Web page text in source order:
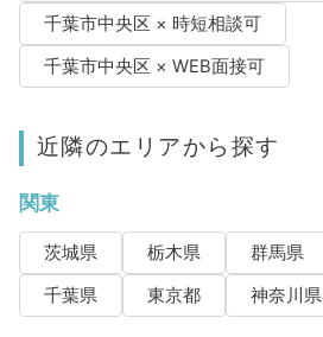
千葉市中央区 × 時短相談可
千葉市中央区 × WEB面接可
近隣のエリアから探す
関東
茨城県 栃木県 群馬県
千葉県
東京都 神奈川県